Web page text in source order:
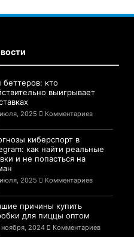
беттеров: кто
выигрывает
2025
Комментариев
киберспорт в
как найти реальные
и не попасться на
2025
Комментариев
причины купить
для пиццы оптом
ноября, 2024
Комментариев